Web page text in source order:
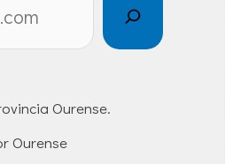
Ourense.
Ourense